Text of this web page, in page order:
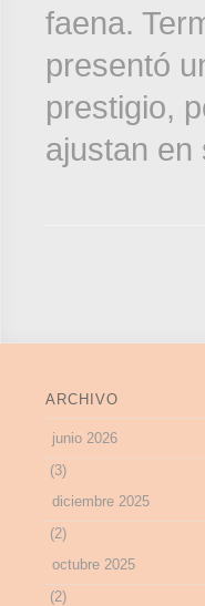
faena.
presentó
prestigio,
ajustan en
ARCHIVO
junio 2026
(3)
diciembre 2025
(2)
octubre 2025
(2)